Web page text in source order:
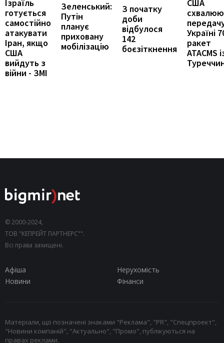
Ізраїль
готується
самостійно
атакувати
Іран, якщо
США
вийдуть з
війни - ЗМІ
Зеленський:
Путін
планує
приховану
мобілізацію
З початку
доби
відбулося
142
боєзіткнення
США
Україні
ракет
ATACMS
© 2000-2024,
ТОВ "КЕПРЕЙТ ПАРТНЕРС"".
Всі права захищені.
Афіша
Нерухомість
Новини
Фінанси
Матеріали, що позначені знаками "Реклама", "PR", "Спецпроект",
"Новини компаній", "Актуально", "Промо", публікуються на
правах реклами.